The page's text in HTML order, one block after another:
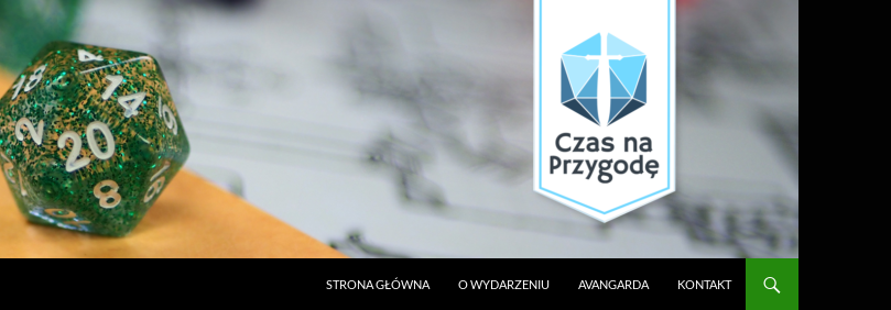
STRONA GŁÓWNA O WYDARZENIU AVANGARDA KONTAKT